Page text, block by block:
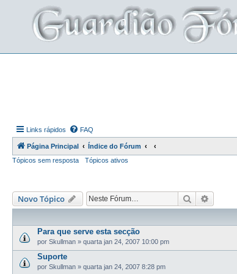
Links rápidos FAQ
Página Principal
Índice do Fórum
Tópicos sem resposta
Tópicos ativos
Novo Tópico Pesquisar
Para que serve esta secção
por Skullman » quarta jan 24, 2007 10:00 pm
Suporte
por Skullman » quarta jan 24, 2007 8:28 pm